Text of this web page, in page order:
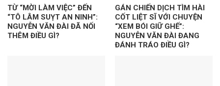
TỪ “MỜI LÀM VIỆC” ĐẾN
“TÔ LÂM SUỴT AN NINH”:
NGUYỄN VĂN ĐÀI ĐÃ NỐI
THÊM ĐIỀU GÌ?
GÁN CHIẾN DỊCH TÌM HÀI
CỐT LIỆT SĨ VỚI CHUYỆN
“XEM BÓI GIỮ GHẾ”:
NGUYỄN VĂN ĐÀI ĐANG
ĐÁNH TRÁO ĐIỀU GÌ?